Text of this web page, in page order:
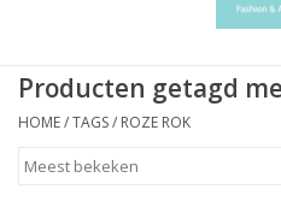
Schoenen
Producten getagd
HOME/TAGS/ ROZE ROK